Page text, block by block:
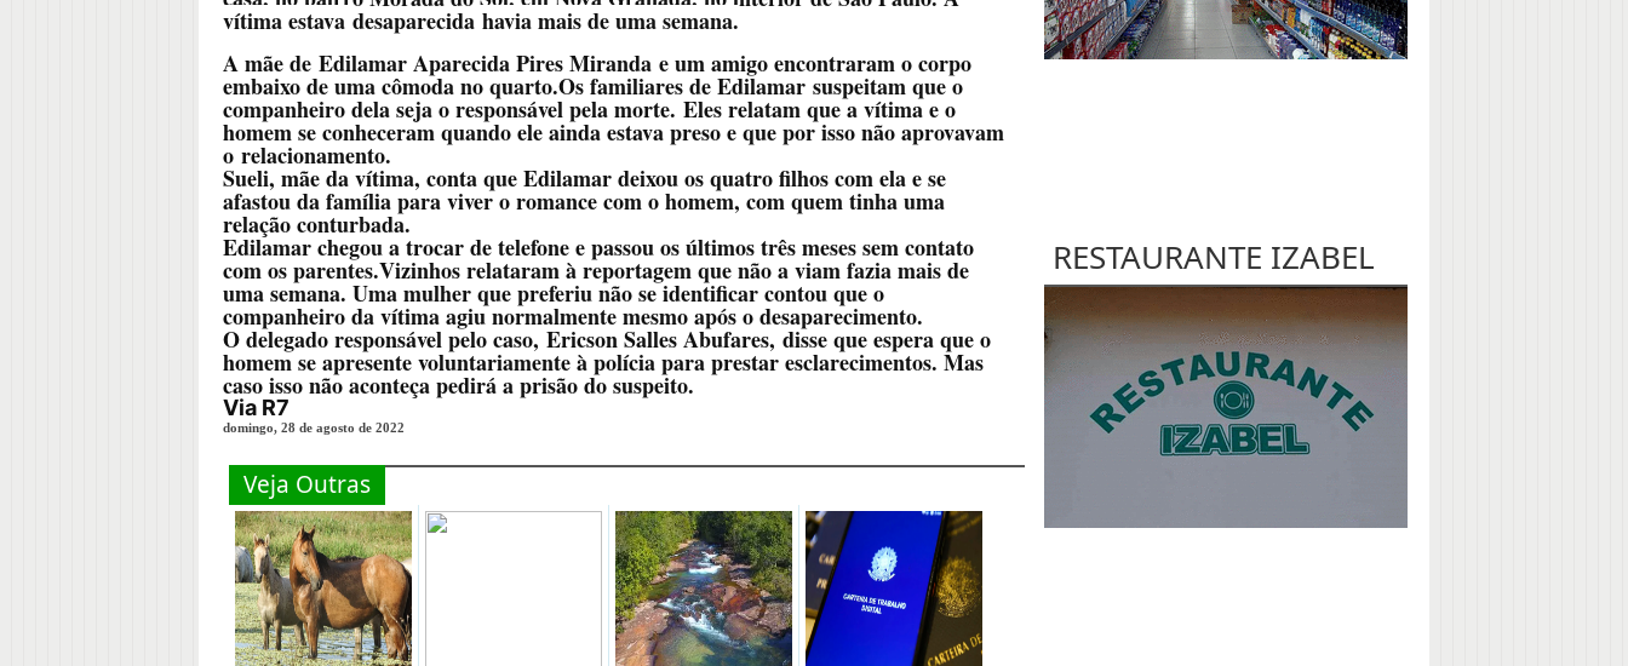
vítima estava desaparecida havia mais de uma semana.
A mãe de Edilamar Aparecida Pires Miranda e um amigo encontraram o corpo
embaixo de uma cômoda no quarto.Os familiares de Edilamar suspeitam que o
companheiro dela seja o responsável pela morte. Eles relatam que a vítima e o
homem se conheceram quando ele ainda estava preso e que por isso não aprovavam
o relacionamento.
Sueli, mãe da vítima, conta que Edilamar deixou os quatro filhos com ela e se
afastou da família para viver o romance com o homem, com quem tinha uma
relação conturbada.
Edilamar chegou a trocar de telefone e passou os últimos três meses sem contato
com os parentes.Vizinhos relataram à reportagem que não a viam fazia mais de
uma semana. Uma mulher que preferiu não se identificar contou que o
companheiro da vítima agiu normalmente mesmo após o desaparecimento.
O delegado responsável pelo caso, Ericson Salles Abufares, disse que espera que o
homem se apresente voluntariamente à polícia para prestar esclarecimentos. Mas
caso isso não aconteça pedirá a prisão do suspeito.
Via R7
domingo, 28 de agosto de 2022
Veja Outras
RESTAURANTE IZABEL